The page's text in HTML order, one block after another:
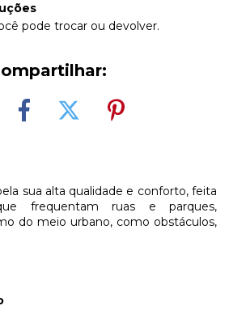
pode trocar ou devolver.
sua alta qualidade e conforto, feita
frequentam ruas e parques,
do meio urbano, como obstáculos,